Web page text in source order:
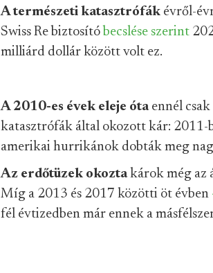
A természeti katasztrófák évről-
Swiss Re biztosító becslése szerint
milliárd dollár között volt ez.
A 2010-es évek eleje ótaennél csak
katasztrófák által okozott kár: 2011-
amerikai hurrikánok dobták meg
Az erdőtüzek okoztakárok még az
Míg a 2013 és 2017 közötti öt évben
fél évtizedben már ennek a